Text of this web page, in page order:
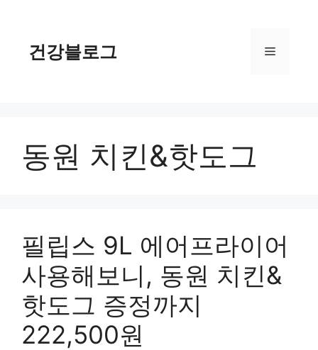
건강블로그 메
동원 치킨&핫도그
필립스 9L 에어프라이어
사용해보니, 동원 치킨&
핫도그 증정까지
222,500원